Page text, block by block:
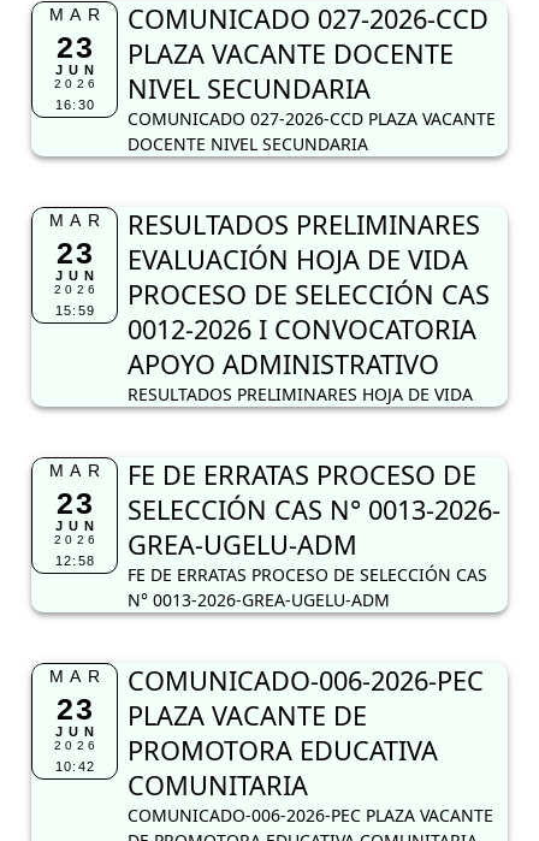
MAR
23
JUN
2026
16:30
COMUNICADO 027-2026-CCD
PLAZA VACANTE DOCENTE
NIVEL SECUNDARIA
COMUNICADO 027-2026-CCD PLAZA VACANTE
DOCENTE NIVEL SECUNDARIA
MAR
23
JUN
2026
15:59
RESULTADOS PRELIMINARES
EVALUACIÓN HOJA DE VIDA
PROCESO DE SELECCIÓN CAS
0012-2026 I CONVOCATORIA
APOYO ADMINISTRATIVO
RESULTADOS PRELIMINARES HOJA DE VIDA
MAR
23
JUN
2026
12:58
FE DE ERRATAS PROCESO DE
SELECCIÓN CAS N° 0013-2026-
GREA-UGELU-ADM
FE DE ERRATAS PROCESO DE SELECCIÓN CAS
N° 0013-2026-GREA-UGELU-ADM
MAR
23
JUN
2026
10:42
COMUNICADO-006-2026-PEC
PLAZA VACANTE DE
PROMOTORA EDUCATIVA
COMUNITARIA
COMUNICADO-006-2026-PEC PLAZA VACANTE